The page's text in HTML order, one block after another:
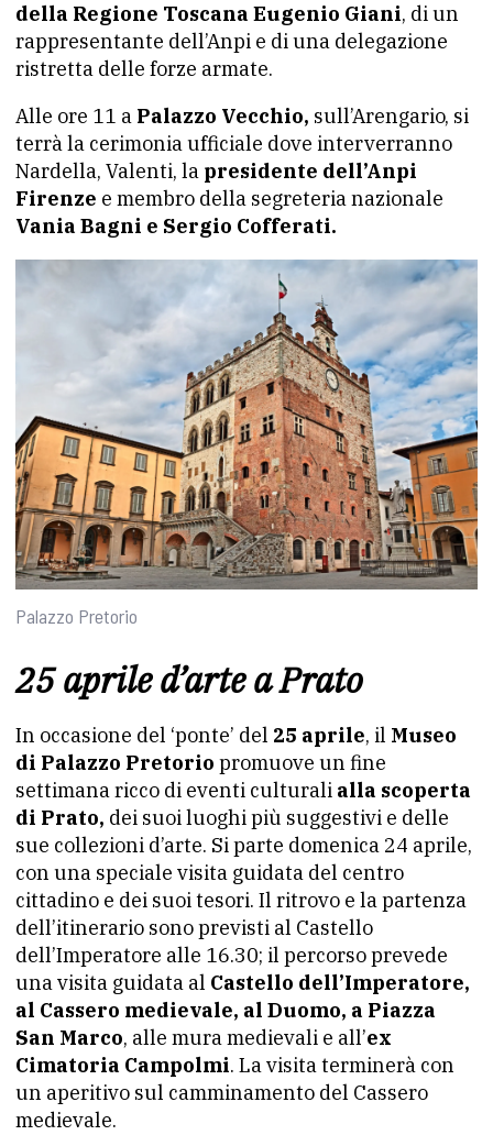
della Regione Toscana Eugenio Giani, di un
rappresentante dell’Anpi e di una delegazione
ristretta delle forze armate.
Alle ore 11 a Palazzo Vecchio, sull’Arengario, si
terrà la cerimonia ufficiale dove interverranno
Nardella, Valenti, la presidente dell’Anpi
Firenze e membro della segreteria nazionale
Vania Bagni e Sergio Cofferati.
Palazzo Pretorio
25 aprile d’arte a Prato
In occasione del ‘ponte’ del 25 aprile, il Museo
di Palazzo Pretorio promuove un fine
settimana ricco di eventi culturali alla scoperta
di Prato, dei suoi luoghi più suggestivi e delle
sue collezioni d’arte. Si parte domenica 24 aprile,
con una speciale visita guidata del centro
cittadino e dei suoi tesori. Il ritrovo e la partenza
dell’itinerario sono previsti al Castello
dell’Imperatore alle 16.30; il percorso prevede
una visita guidata al Castello dell’Imperatore,
al Cassero medievale, al Duomo, a Piazza
San Marco, alle mura medievali e all’ex
Cimatoria Campolmi. La visita terminerà con
un aperitivo sul camminamento del Cassero
medievale.